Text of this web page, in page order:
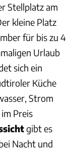
Stellplatz am
kleine Platz
für bis zu 4
Urlaub
sich ein
Küche
Strom
Preis
gibt es
Nacht und